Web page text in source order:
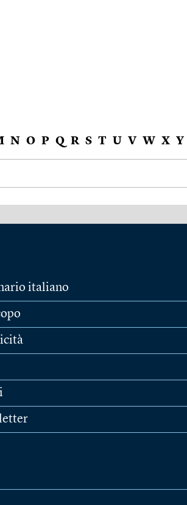
N O P Q R S T U V W X Y
italiano